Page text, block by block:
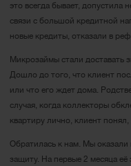
это всегда бывает, допустила
связи с большой кредитной
новые кредиты, отказали в
Микрозаймы стали доставать
Дошло до того, что клиент
или что его ждет дома.
случая, когда коллекторы
квартиру лично, клиент
Обратилась к нам. Мы оказали
защиту. На первые 2 месяца